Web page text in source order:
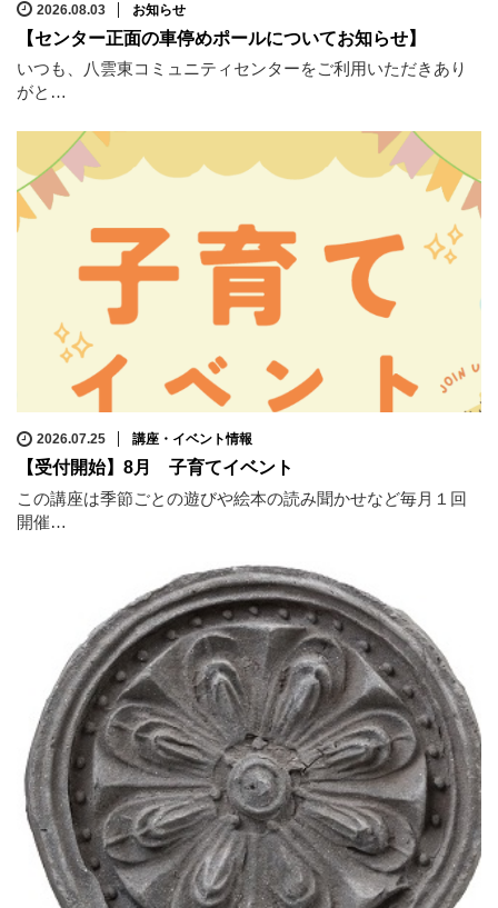
2026.08.03 お知らせ
【センター正面の車停めポールについてお知らせ】
いつも、八雲東コミュニティセンターをご利用いただきあり
がと…
2026.07.25 講座・イベント情報
【受付開始】8月 子育てイベント
この講座は季節ごとの遊びや絵本の読み聞かせなど毎月１回
開催…